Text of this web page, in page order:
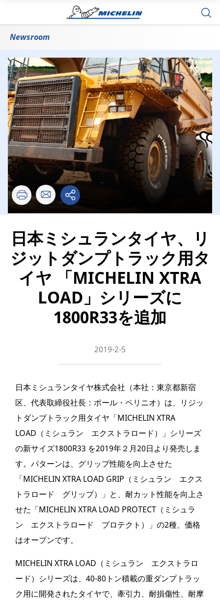
Newsroom
日本ミシュランタイヤ、リ
ジットダンプトラック用タ
イヤ 「MICHELIN XTRA
LOAD」シリーズに
1800R33を追加
2019-2-5
日本ミシュランタイヤ株式会社（本社：東京都新宿
区、代表取締役社長：ポール・ペリニオ）は、リジッ
トダンプトラック用タイヤ「MICHELIN XTRA
LOAD（ミシュラン エクストラロード）」シリーズ
の新サイズ1800R33 を2019年２月20日より発売しま
す。パターンは、グリップ性能を向上させた
「MICHELIN XTRA LOAD GRIP（ミシュラン エクス
トラロード グリップ）」と、耐カット性能を向上さ
せた「MICHELIN XTRA LOAD PROTECT（ミシュラ
ン エクストラロード プロテクト）」の2種、価格
はオープンです。
MICHELIN XTRA LOAD（ミシュラン エクストラロ
ード）シリーズは、40-80トン積載の重ダンプトラッ
ク用に開発されたタイヤで、牽引力、耐損傷性、耐摩